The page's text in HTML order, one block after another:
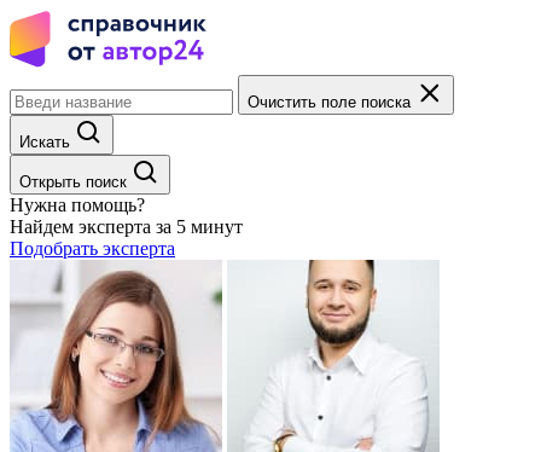
Очистить поле поиска
Искать
Открыть поиск
Нужна помощь?
Найдем эксперта за 5 минут
Подобрать эксперта